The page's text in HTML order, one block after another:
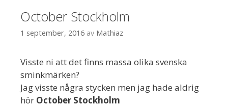
October Stockholm
1 september, 2016 av Mathiaz
Visste ni att det finns massa olika svenska
sminkmärken?
Jag visste några stycken men jag hade aldrig
hör October Stockholm